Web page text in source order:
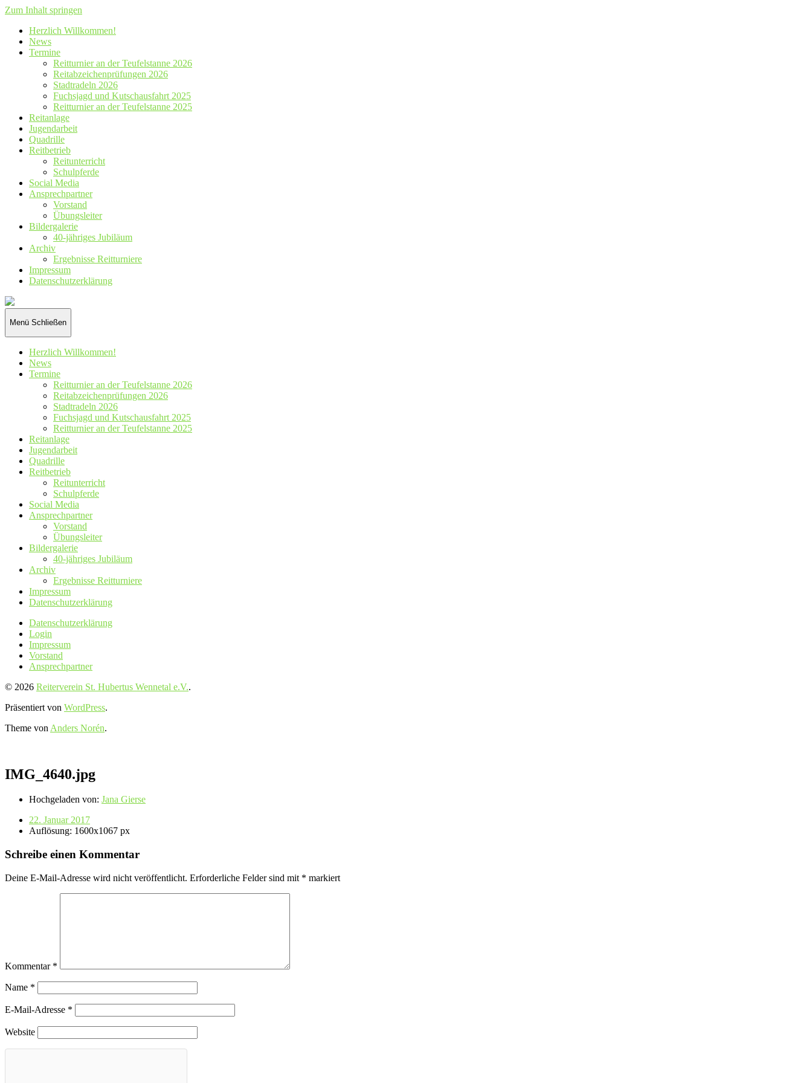
Zum Inhalt springen
Herzlich Willkommen!
News
Termine
Reitturnier an der Teufelstanne 2026
Reitabzeichenprüfungen 2026
Stadtradeln 2026
Fuchsjagd und Kutschausfahrt 2025
Reitturnier an der Teufelstanne 2025
Reitanlage
Jugendarbeit
Quadrille
Reitbetrieb
Reitunterricht
Schulpferde
Social Media
Ansprechpartner
Vorstand
Übungsleiter
Bildergalerie
40-jähriges Jubiläum
Archiv
Ergebnisse Reitturniere
Impressum
Datenschutz­erklärung
Reiterverein
St.
Hubertus
Menü Schließen
Herzlich Willkommen!
News
Termine
Reitturnier an der Teufelstanne 2026
Reitabzeichenprüfungen 2026
Stadtradeln 2026
Fuchsjagd und Kutschausfahrt 2025
Reitturnier an der Teufelstanne 2025
Reitanlage
Jugendarbeit
Quadrille
Reitbetrieb
Reitunterricht
Schulpferde
Social Media
Ansprechpartner
Vorstand
Übungsleiter
Bildergalerie
40-jähriges Jubiläum
Archiv
Ergebnisse Reitturniere
Impressum
Datenschutz­erklärung
Datenschutz­erklärung
Login
Impressum
Vorstand
Ansprechpartner
© 2026 Reiterverein St. Hubertus Wennetal e.V..
Präsentiert von WordPress.
Theme von Anders Norén.
IMG_4640.jpg
Hochgeladen von: Jana Gierse
22. Januar 2017
Auflösung: 1600x1067 px
Schreibe einen Kommentar
Deine E-Mail-Adresse wird nicht veröffentlicht. Erforderliche Felder sind mit * markiert
Kommentar *
Name *
E-Mail-Adresse *
Website